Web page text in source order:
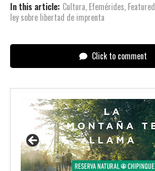
In this article: Cultura, Efemérides, Featured
ley sobre libertad de imprenta
Click to comment